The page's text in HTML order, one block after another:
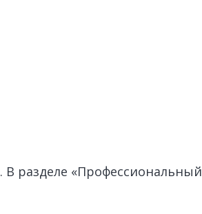
В разделе «Профессиональный